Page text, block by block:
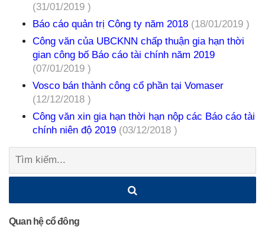
(31/01/2019 )
Báo cáo quản trị Công ty năm 2018 (18/01/2019 )
Công văn của UBCKNN chấp thuận gia hạn thời
gian công bố Báo cáo tài chính năm 2019
(07/01/2019 )
Vosco bán thành công cổ phần tại Vomaser
(12/12/2018 )
Công văn xin gia hạn thời hạn nộp các Báo cáo tài
chính niên độ 2019 (03/12/2018 )
Tìm
Quan hệ cổ đông